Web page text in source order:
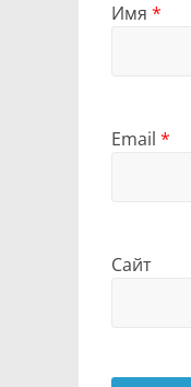
Имя *
Email *
Сайт